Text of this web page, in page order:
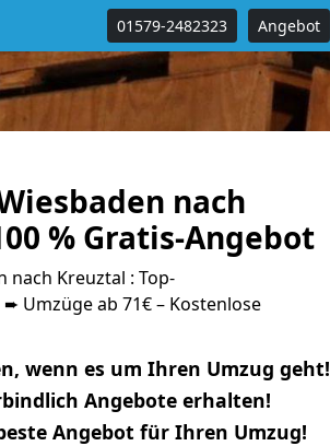
01579-2482323 Angebot
nach
% Gratis-Angebot
nach Kreuztal : Top-
Umzüge ab 71€ – Kostenlose
wenn es um Ihren Umzug geht!
Angebote erhalten!
Angebot für Ihren Umzug!